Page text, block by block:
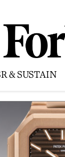
& SUSTAIN